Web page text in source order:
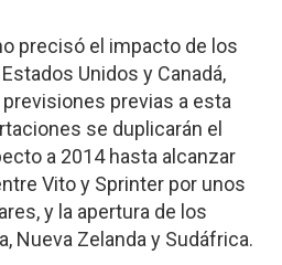
precisó el impacto de los
Unidos y Canadá,
previas a esta
se duplicarán el
a 2014 hasta alcanzar
Vito y Sprinter por unos
y la apertura de los
Nueva Zelanda y Sudáfrica.